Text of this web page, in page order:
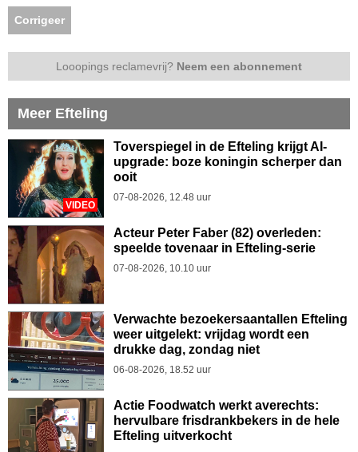
Corrigeer
Looopings reclamevrij? Neem een abonnement
Meer Efteling
VIDEO
Toverspiegel in de Efteling krijgt AI-
upgrade: boze koningin scherper dan
ooit
07-08-2026, 12.48 uur
Acteur Peter Faber (82) overleden:
speelde tovenaar in Efteling-serie
07-08-2026, 10.10 uur
Verwachte bezoekersaantallen Efteling
weer uitgelekt: vrijdag wordt een
drukke dag, zondag niet
06-08-2026, 18.52 uur
Actie Foodwatch werkt averechts:
hervulbare frisdrankbekers in de hele
Efteling uitverkocht